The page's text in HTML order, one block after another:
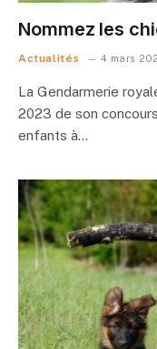
Nommez les
Actualités 4 mars
La Gendarmerie
2023 de son
enfants à…